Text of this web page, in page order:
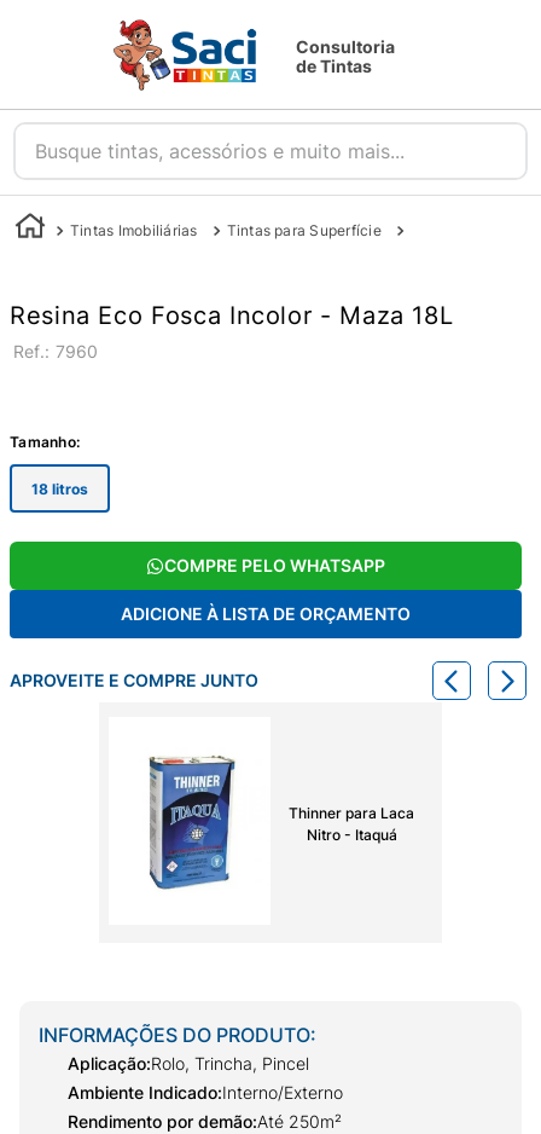
Consultoria
de Tintas
Busque tintas, acessórios e muito mais...
Tintas Imobiliárias Tintas para Superfície
Resina Eco Fosca Incolor - Maza 18L
: 7960
Tamanho:
18 litros
COMPRE PELO WHATSAPP
ADICIONE À LISTA DE ORÇAMENTO
APROVEITE E COMPRE JUNTO
Thinner para Laca
Nitro - Itaquá
INFORMAÇÕES DO PRODUTO:
Aplicação:Rolo, Trincha, Pincel
Ambiente Indicado:Interno/Externo
Rendimento por demão:Até 250m²